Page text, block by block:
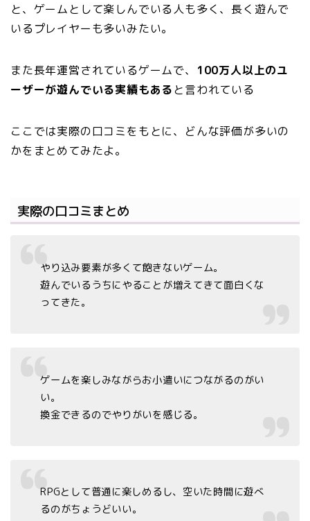
と、ゲームとして楽しんでいる人も多く、長く遊んで
いるプレイヤーも多いみたい。
また長年運営されているゲームで、 100万人以上のユ
ーザーが遊んでいる実績もあると言われている
ここでは実際の口コミをもとに、どんな評価が多いの
かをまとめてみたよ。
実際の口コミまとめ
やり込み要素が多くて飽きないゲーム。
遊んでいるうちにやることが増えてきて面白くな
ってきた。
ゲームを楽しみながらお小遣いにつながるのがい
い。
換金できるのでやりがいを感じる。
RPGとして普通に楽しめるし、空いた時間に遊べ
るのがちょうどいい。